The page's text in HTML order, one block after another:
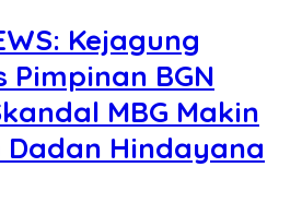
Kejagung
Pimpinan BGN
MBG Makin
Dadan Hindayana